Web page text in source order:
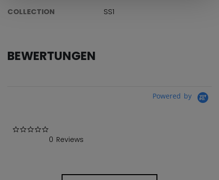
COLLECTION
SS1
BEWERTUNGEN
Powered by
0 Reviews